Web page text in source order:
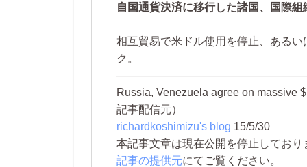
自国通貨決済に移行した諸国、国際組
相互貿易で米ドル使用を停止、ある
ク。
Russia, Venezuela agree on massive
記事配信元）
richardkoshimizu's blog 15/5/30
本記事文章は現在公開を停止しており
記事の提供元にてご覧ください。